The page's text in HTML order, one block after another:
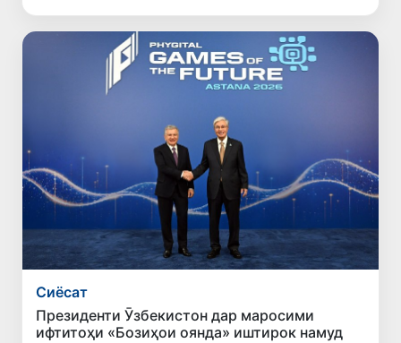
Сиёсат
Президенти Ӯзбекистон дар маросими
ифтитоҳи «Бозиҳои оянда» иштирок намуд